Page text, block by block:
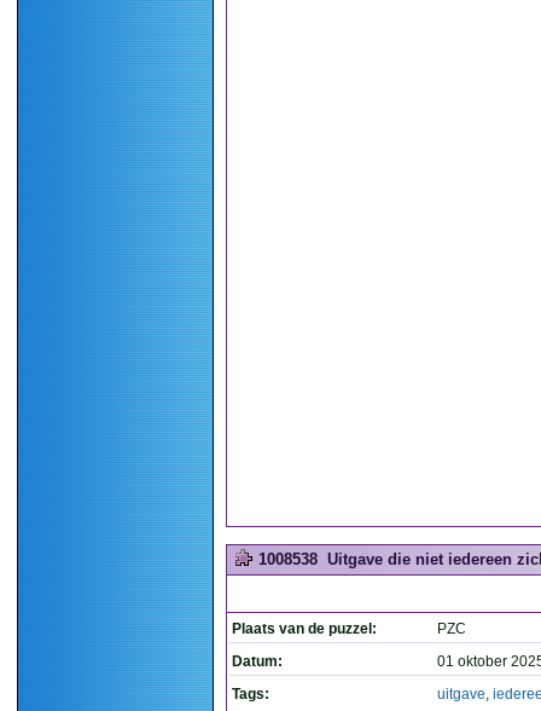
1008538 Uitgave die niet iedereen
Plaats van de puzzel:
PZC
Datum:
01 oktober
Tags:
uitgave,